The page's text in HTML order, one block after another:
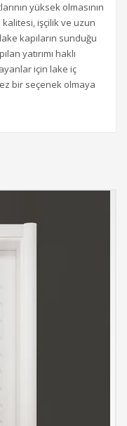
yüksek olmasının
işçilik ve uzun
kapıların sunduğu
yatırımı haklı
için lake iç
bir seçenek olmaya